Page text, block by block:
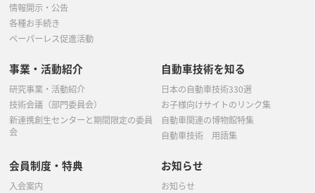
情報開示・公告
各種お手続き
ペーパーレス促進活動
事業・活動紹介
研究事業・活動紹介
技術会議（部門委員会）
新連携創生センターと期間限定の委員
会
自動車技術を知る
日本の自動車技術330選
お子様向けサイトのリンク集
自動車関連の博物館特集
自動車技術 用語集
会員制度・特典
入会案内
お知らせ
お知らせ